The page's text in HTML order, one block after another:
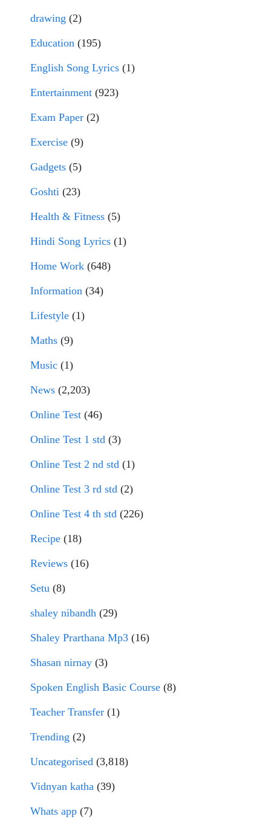
drawing (2)
Education (195)
English Song Lyrics (1)
Entertainment (923)
Exam Paper (2)
Exercise (9)
Gadgets (5)
Goshti (23)
Health & Fitness (5)
Hindi Song Lyrics (1)
Home Work (648)
Information (34)
Lifestyle (1)
Maths (9)
Music (1)
News (2,203)
Online Test (46)
Online Test 1 std (3)
Online Test 2 nd std (1)
Online Test 3 rd std (2)
Online Test 4 th std (226)
Recipe (18)
Reviews (16)
Setu (8)
shaley nibandh (29)
Shaley Prarthana Mp3 (16)
Shasan nirnay (3)
Spoken English Basic Course (8)
Teacher Transfer (1)
Trending (2)
Uncategorised (3,818)
Vidnyan katha (39)
Whats app (7)